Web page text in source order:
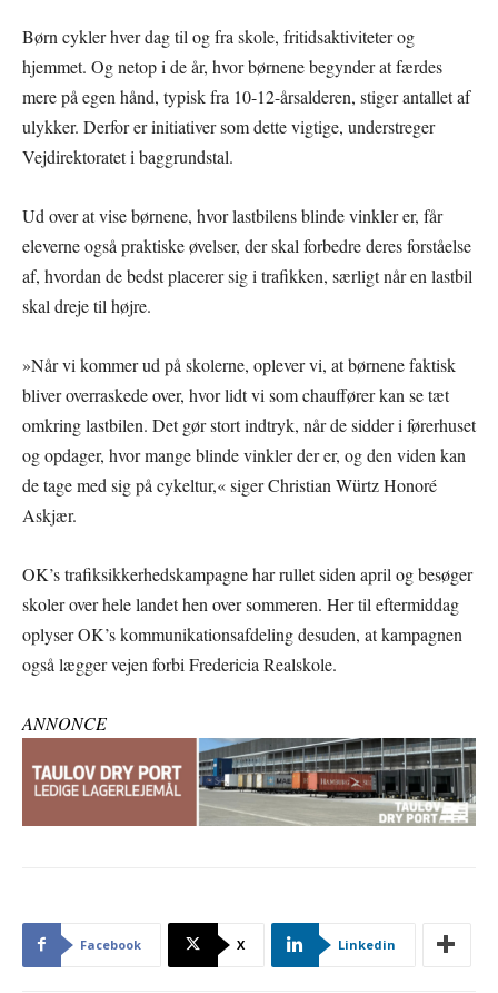
Børn cykler hver dag til og fra skole, fritidsaktiviteter og
hjemmet. Og netop i de år, hvor børnene begynder at færdes
mere på egen hånd, typisk fra 10-12-årsalderen, stiger antallet af
ulykker. Derfor er initiativer som dette vigtige, understreger
Vejdirektoratet i baggrundstal.
Ud over at vise børnene, hvor lastbilens blinde vinkler er, får
eleverne også praktiske øvelser, der skal forbedre deres forståelse
af, hvordan de bedst placerer sig i trafikken, særligt når en lastbil
skal dreje til højre.
»Når vi kommer ud på skolerne, oplever vi, at børnene faktisk
bliver overraskede over, hvor lidt vi som chauffører kan se tæt
omkring lastbilen. Det gør stort indtryk, når de sidder i førerhuset
og opdager, hvor mange blinde vinkler der er, og den viden kan
de tage med sig på cykeltur,« siger Christian Würtz Honoré
Askjær.
OK’s trafiksikkerhedskampagne har rullet siden april og besøger
skoler over hele landet hen over sommeren. Her til eftermiddag
oplyser OK’s kommunikationsafdeling desuden, at kampagnen
også lægger vejen forbi Fredericia Realskole.
ANNONCE
Facebook X Linkedin